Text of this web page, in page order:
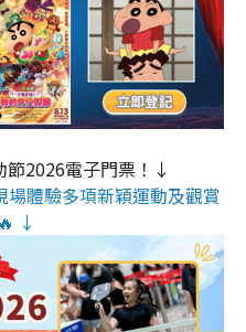
2026電子門票！↓
體驗多項新穎運動及觀賞
↓